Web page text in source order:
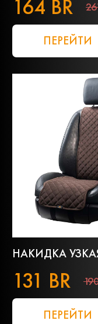
164 BR
ПЕРЕЙТИ
НАКИДКА
131 BR
ПЕРЕЙТИ